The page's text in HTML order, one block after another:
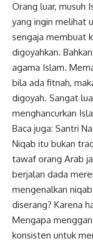
Orang luar, musuh
yang ingin melihat
sengaja membuat
digoyahkan.
agama Islam.
bila ada fitnah,
digoyah. Sangat
menghancurkan
Baca juga: Santri
Niqab itu bukan
tawaf orang Arab
berjalan dada
mengenalkan
diserang? Karena
Mengapa
konsisten untuk